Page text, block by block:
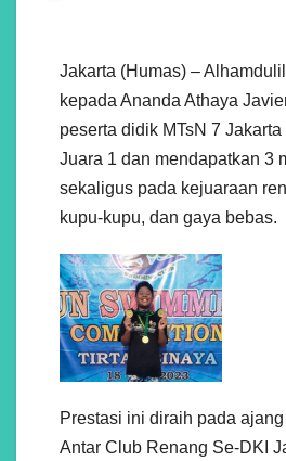
Jakarta (Humas) –
kepada Ananda Athaya
peserta didik MTsN 7
Juara 1 dan mendapatkan 3
sekaligus pada kejuaraan
kupu-kupu, dan gaya bebas.
Prestasi ini diraih pada
Antar Club Renang Se-DKI